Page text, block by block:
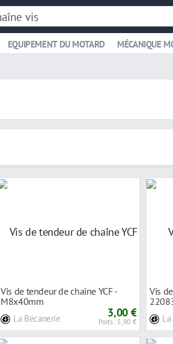
EQUIPEMENT DU MOTARD MÉCANIQUE
Vis de tendeur de chaîne YCF -
M8x40mm
La Bécanerie 3,00 €
Ports : 5,90 €
Vis